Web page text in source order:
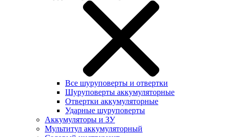
Все шуруповерты и отвертки
Шуруповерты аккумуляторные
Отвертки аккумуляторные
Ударные шуруповерты
Аккумуляторы и ЗУ
Мультитул аккумуляторный